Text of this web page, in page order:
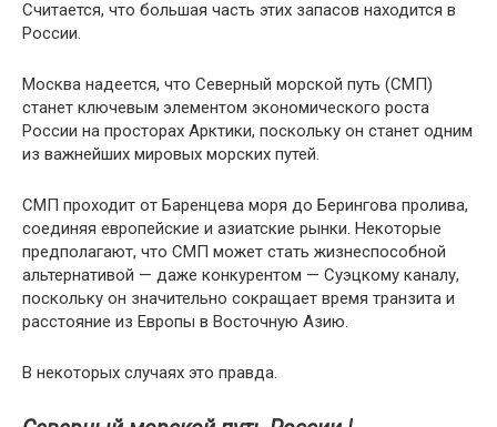
Считается, что большая часть этих запасов находится в
России.
Москва надеется, что Северный морской путь (СМП)
станет ключевым элементом экономического роста
России на просторах Арктики, поскольку он станет одним
из важнейших мировых морских путей.
СМП проходит от Баренцева моря до Берингова пролива,
соединяя европейские и азиатские рынки. Некоторые
предполагают, что СМП может стать жизнеспособной
альтернативой — даже конкурентом — Суэцкому каналу,
поскольку он значительно сокращает время транзита и
расстояние из Европы в Восточную Азию.
В некоторых случаях это правда.